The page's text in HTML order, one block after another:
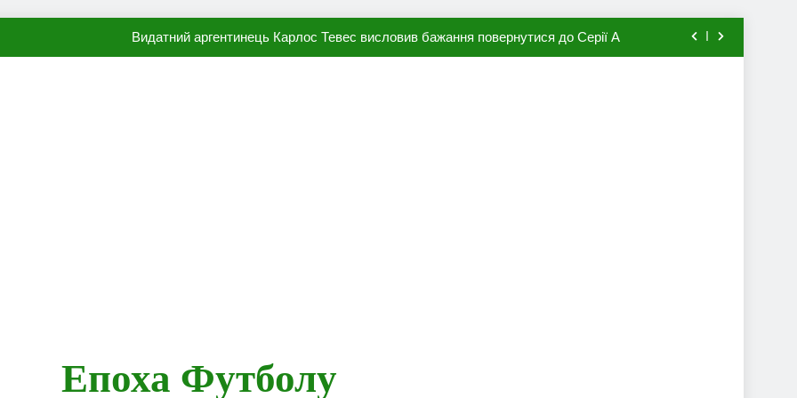
Видатний аргентинець Карлос Тевес висловив бажання повернутися до Серії А
Епоха Футболу